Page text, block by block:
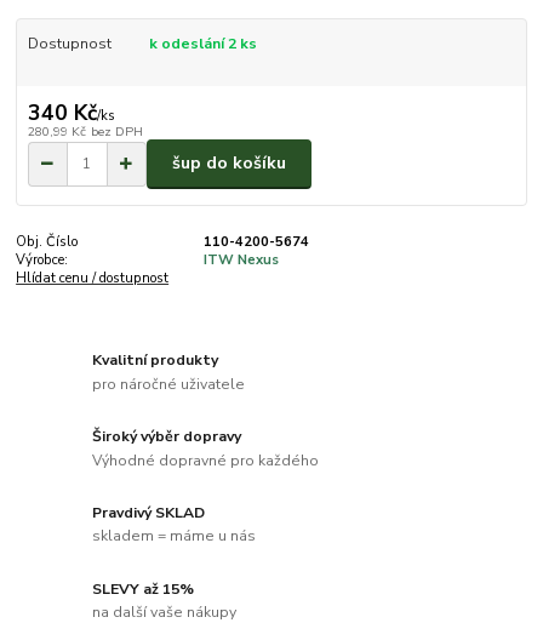
Dostupnost k odeslání 2 ks
340 Kč/ks
280,99 Kč bez DPH
šup do košíku
Obj. Číslo
110-4200-5674
Výrobce:
ITW Nexus
Hlídat cenu / dostupnost
Kvalitní produkty
pro náročné uživatele
Široký výběr dopravy
Výhodné dopravné pro každého
Pravdivý SKLAD
skladem = máme u nás
SLEVY až 15%
na další vaše nákupy